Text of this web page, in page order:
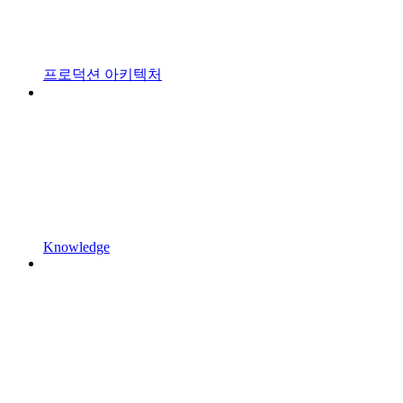
프로덕션 아키텍처
Knowledge